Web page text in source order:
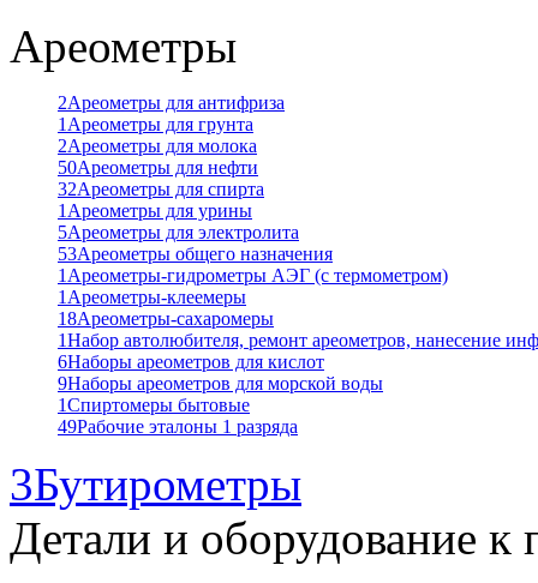
Ареометры
2Ареометры для антифриза
1 Ареометры для грунта
2Ареометры для молока
50Ареометры для нефти
32Ареометры для спирта
1 Ареометры для урины
5Ареометры для электролита
53Ареометры общего назначения
1 Ареометры-гидрометры АЭГ (с термометром)
1 Ареометры-клеемеры
18Ареометры-сахаромеры
1Набор автолюбителя, ремонт ареометров, нанесение
6Наборы ареометров для кислот
9Наборы ареометров для морской воды
1Спиртомеры бытовые
49Рабочие эталоны 1 разряда
3Бутирометры
Детали и оборудование к